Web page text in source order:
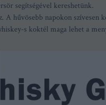
segítségével kereshetünk.
hűvösebb napokon szívesen
s koktél maga lehet a